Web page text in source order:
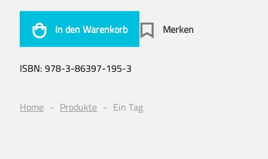
In den Warenkorb Merken
ISBN:978-3-86397-195-3
Home Produkte Ein Tag